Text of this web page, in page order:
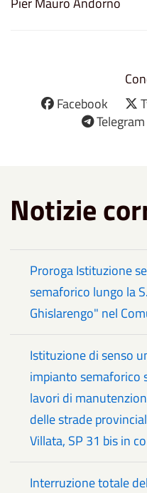
Facebook
Telegram
Notizie
Proroga Istituzione
semaforico lungo la
Ghislarengo" nel
Istituzione di senso
impianto semaforico
lavori di
delle strade
Villata, SP 31 bis in co
Interruzione totale